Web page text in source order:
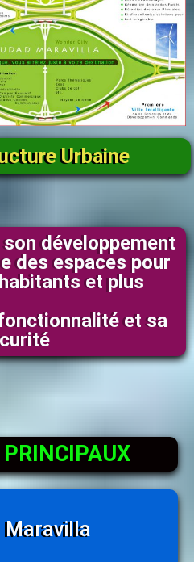
Urbaine
développement
des espaces pour
et plus
et sa
Maravilla